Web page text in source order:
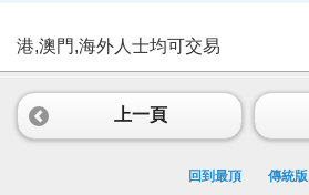
港,澳門,海外人士均可交易
上一頁
回到最頂 傳統版